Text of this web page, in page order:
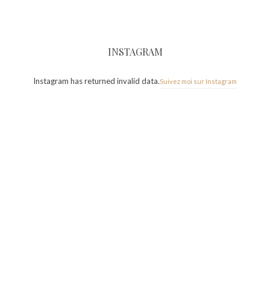
INSTAGRAM
Instagram has returned invalid data.Suivez moi sur Instagram